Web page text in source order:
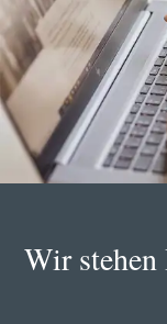
Wir stehen